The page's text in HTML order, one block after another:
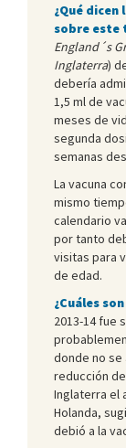
¿Qué
sobre este
England´s
Inglaterra)
debería
1,5 ml de
meses de
segunda
semanas
La vacuna
mismo
calendario
por tanto
visitas para
de edad.
¿Cuáles
2013-14 fue
donde no se
reducción
Inglaterra el
Holanda,
debió a la